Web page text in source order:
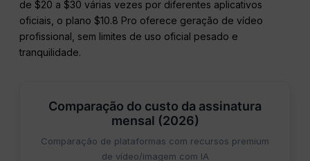
de $20 a $30 várias vezes por diferentes aplicativos
oficiais, o plano $10.8 Pro oferece geração de vídeo
profissional, sem limites de uso oficial pesado e
tranquilidade.
Comparação do custo da assinatura
mensal (2026)
Comparação de plataformas com recursos premium
de vídeo/imagem com IA